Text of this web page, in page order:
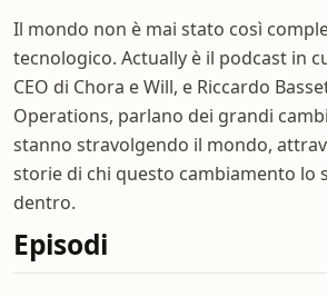
Il mondo non è mai stato così
tecnologico. Actually è il podcast in
CEO di Chora e Will, e Riccardo
Operations, parlano dei grandi
stanno stravolgendo il mondo,
storie di chi questo cambiamento lo
dentro.
Episodi